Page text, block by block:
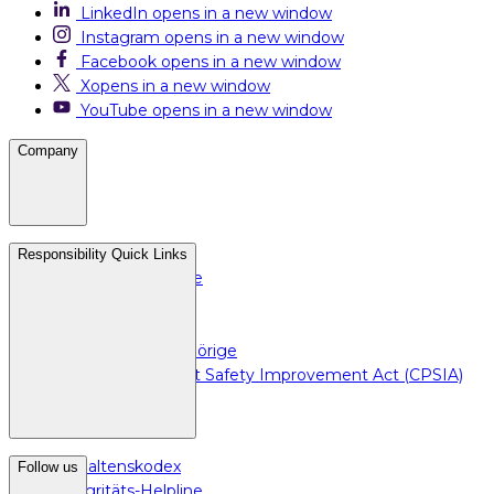
LinkedIn opens in a new window
Instagram opens in a new window
Facebook opens in a new window
Xopens in a new window
YouTube opens in a new window
Company
Karriere
Medien und Presse
Für Betriebsangehörige
Consumer Product Safety Improvement Act (CPSIA)
Responsibility Quick Links
Verhaltenskodex
Follow us